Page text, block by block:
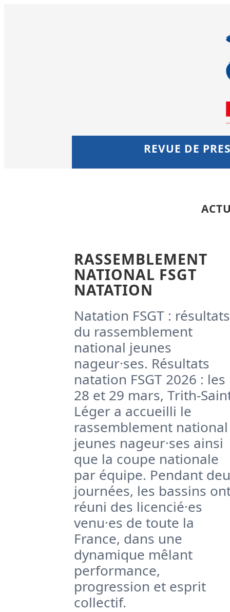
REVUE DE
RASSEMBLEMENT
NATIONAL FSGT
NATATION
Natation FSGT : résultats
du rassemblement
national jeunes
nageur·ses. Résultats
natation FSGT 2026 : les
28 et 29 mars, Trith-
Léger a accueilli le
rassemblement national
jeunes nageur·ses ainsi
que la coupe nationale
par équipe. Pendant
journées, les bassins
réuni des licencié·es
venu·es de toute la
France, dans une
dynamique mêlant
performance,
progression et esprit
collectif.